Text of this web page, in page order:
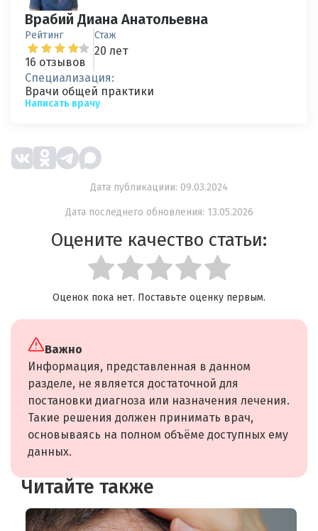
Врабий Диана Анатольевна
Рейтинг
16 отзывов
Стаж
20 лет
Специализация:
Врачи общей практики
Написать врачу
Дата публикациии: 09.03.2024
Дата последнего обновления: 13.05.2026
Оцените качество статьи:
Оценок пока нет. Поставьте оценку первым.
Важно
Информация, представленная в данном
разделе, не является достаточной для
постановки диагноза или назначения лечения.
Такие решения должен принимать врач,
основываясь на полном объёме доступных ему
данных.
Читайте также